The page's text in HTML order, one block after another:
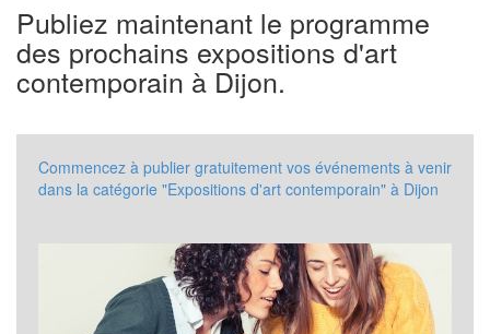
Publiez maintenant le programme
des prochains expositions d'art
contemporain à Dijon.
Commencez à publier gratuitement vos événements à venir
dans la catégorie "Expositions d'art contemporain" à Dijon